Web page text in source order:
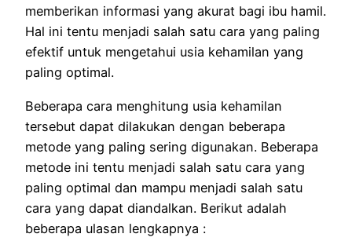
memberikan informasi yang akurat bagi ibu hamil.
Hal ini tentu menjadi salah satu cara yang paling
efektif untuk mengetahui usia kehamilan yang
paling optimal.
Beberapa cara menghitung usia kehamilan
tersebut dapat dilakukan dengan beberapa
metode yang paling sering digunakan. Beberapa
metode ini tentu menjadi salah satu cara yang
paling optimal dan mampu menjadi salah satu
cara yang dapat diandalkan. Berikut adalah
beberapa ulasan lengkapnya :